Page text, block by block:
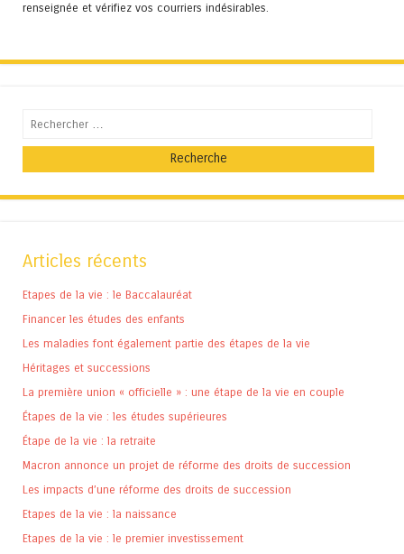
renseignée et vérifiez vos courriers indésirables.
Recherche
Articles récents
Etapes de la vie : le Baccalauréat
Financer les études des enfants
Les maladies font également partie des étapes de la vie
Héritages et successions
La première union « officielle » : une étape de la vie en couple
Étapes de la vie : les études supérieures
Étape de la vie : la retraite
Macron annonce un projet de réforme des droits de succession
Les impacts d’une réforme des droits de succession
Etapes de la vie : la naissance
Etapes de la vie : le premier investissement